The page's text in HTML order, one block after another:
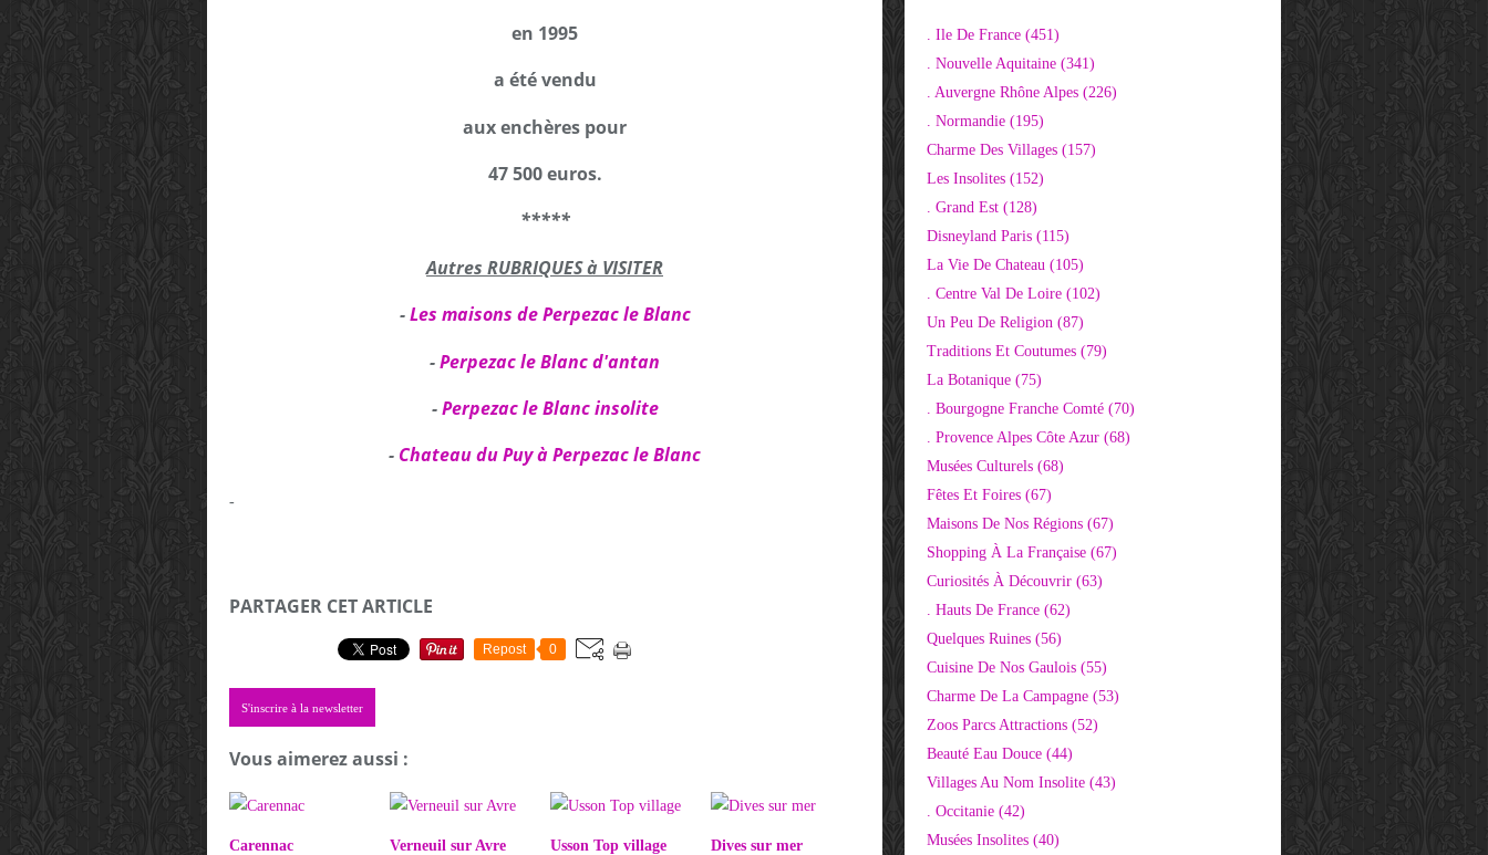
en 1995
a été vendu
aux enchères pour
47 500 euros.
*****
Autres RUBRIQUES à VISITER
-Les maisons de Perpezac le Blanc
-Perpezac le Blanc d'antan
-Perpezac le Blanc insolite
- Chateau du Puy à Perpezac le Blanc
-
PARTAGER CET ARTICLE
Repost 0
S'inscrire à la newsletter
Vous aimerez aussi :
Carennac Verneuil sur Avre Usson Top village Dives sur mer
. Ile De France (451)
. Nouvelle Aquitaine (341)
. Auvergne Rhône Alpes (226)
. Normandie (195)
Charme Des Villages (157)
Les Insolites (152)
. Grand Est (128)
Disneyland Paris (115)
La Vie De Chateau (105)
. Centre Val De Loire (102)
Un Peu De Religion (87)
Traditions Et Coutumes (79)
La Botanique (75)
. Bourgogne Franche Comté (70)
. Provence Alpes Côte Azur (68)
Musées Culturels (68)
Fêtes Et Foires (67)
Maisons De Nos Régions (67)
Shopping À La Française (67)
Curiosités À Découvrir (63)
. Hauts De France (62)
Quelques Ruines (56)
Cuisine De Nos Gaulois (55)
Charme De La Campagne (53)
Zoos Parcs Attractions (52)
Beauté Eau Douce (44)
Villages Au Nom Insolite (43)
. Occitanie (42)
Musées Insolites (40)